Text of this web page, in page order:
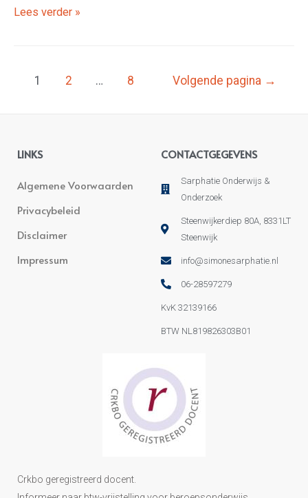
Lees verder »
1 2 … 8 Volgende pagina →
LINKS
Algemene Voorwaarden
Privacybeleid
Disclaimer
Impressum
CONTACTGEGEVENS
Sarphatie Onderwijs &
Onderzoek
Steenwijkerdiep 80A, 8331LT
Steenwijk
info@simonesarphatie.nl
06-28597279
KvK 32139166
BTW NL819826303B01
Crkbo geregistreerd docent.